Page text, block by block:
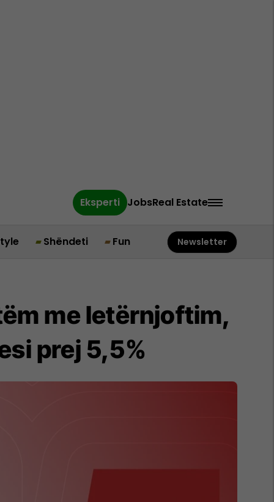
Eksperti JobsReal Estate
Shëndeti Fun Newsletter
me letërnjoftim,
prej 5,5%